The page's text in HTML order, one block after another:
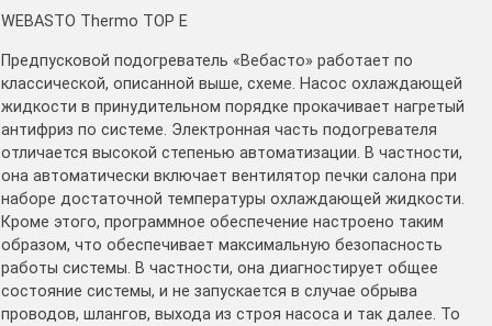
WEBASTO Thermo TOP E
Предпусковой подогреватель «Вебасто» работает по
классической, описанной выше, схеме. Насос охлаждающей
жидкости в принудительном порядке прокачивает нагретый
антифриз по системе. Электронная часть подогревателя
отличается высокой степенью автоматизации. В частности,
она автоматически включает вентилятор печки салона при
наборе достаточной температуры охлаждающей жидкости.
Кроме этого, программное обеспечение настроено таким
образом, что обеспечивает максимальную безопасность
работы системы. В частности, она диагностирует общее
состояние системы, и не запускается в случае обрыва
проводов, шлангов, выхода из строя насоса и так далее. То